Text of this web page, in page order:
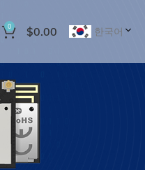
0 $0.00 한국어